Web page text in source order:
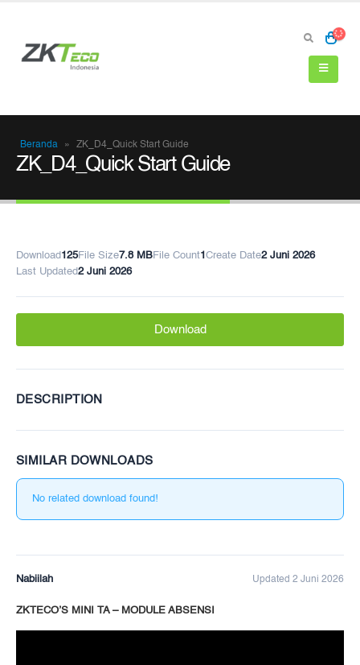
Beranda » ZK_D4_Quick Start Guide
ZK_D4_Quick Start Guide
Download125File Size7.8 MBFile Count1 Create Date2 Juni 2026
Last Updated2 Juni 2026
Download
DESCRIPTION
SIMILAR DOWNLOADS
No related download found!
Nabiilah Updated 2 Juni 2026
ZKTECO’S MINI TA – MODULE ABSENSI